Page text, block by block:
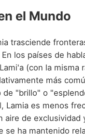
el Mundo
trasciende
los países de
(con la misma
más
de "brillo" o
Lamia es menos
aire de exclusividad
se ha mantenido